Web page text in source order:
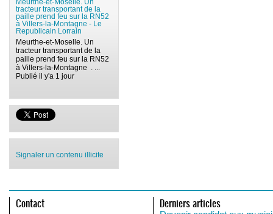
Meurthe-et-Moselle. Un
tracteur transportant de la
paille prend feu sur la RN52
à Villers-la-Montagne - Le
Republicain Lorrain
Meurthe-et-Moselle. Un
tracteur transportant de la
paille prend feu sur la RN52
à Villers-la-Montagne . ...
Publié il y'a 1 jour
Signaler un contenu illicite
Contact Derniers articles